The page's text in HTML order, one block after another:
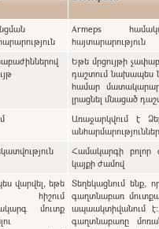
Armeps
հայտարարություն
Եթե մրցույթի
դաշտում նախապես նշել այն չափաբաժինը կամ չափաբաժինները, որոնց
համար
լրացնել մնացած
Առաջարկվում է
Համակարգի բոլոր
կայքի ժամով
վարվել, եթե
հիշում
մուտք
Տեղեկացնում ենք,
գաղտնաբառ
ապաակտիվանում
գաղտնաբառը